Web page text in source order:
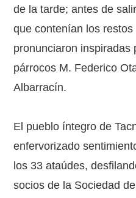
de la tarde; antes de
que contenían los
pronunciaron inspiradas
párrocos M. Federico
Albarracín.
El pueblo íntegro de
enfervorizado
los 33 ataúdes,
socios de la Sociedad